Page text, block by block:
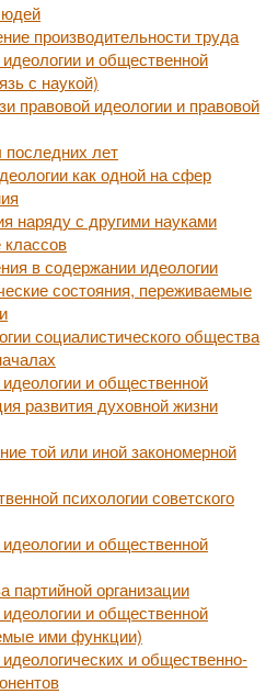
производительности труда
и общественной
с наукой)
правовой идеологии и правовой
лет
как одной на сфер
наряду с другими науками
классов
в содержании идеологии
состояния, переживаемые
социалистического общества
и общественной
развития духовной жизни
той или иной закономерной
психологии советского
и общественной
партийной организации
и общественной
ими функции)
и общественно-